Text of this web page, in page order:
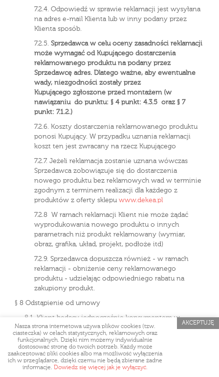
7.2.4. Odpowiedź w sprawie reklamacji jest wysyłana
na adres e-mail Klienta lub w inny podany przez
Klienta sposób.
7.2.5. Sprzedawca w celu oceny zasadności reklamacji
może wymagać od Kupującego dostarczenia
reklamowanego produktu na podany przez
Sprzedawcę adres. Dlatego ważne, aby ewentualne
wady, niezgodności zostały przez
Kupującego zgłoszone przed montażem (w
nawiązaniu do punktu: § 4 punkt: 4.3.5 oraz § 7
punkt: 7.1.2.)
7.2.6. Koszty dostarczenia reklamowanego produktu
ponosi Kupujący. W przypadku uznania reklamacji
koszt ten jest zwracany na rzecz Kupującego
7.2.7. Jeżeli reklamacja zostanie uznana wówczas
Sprzedawca zobowiązuje się do dostarczenia
nowego produktu bez reklamowych wad w terminie
zgodnym z terminem realizacji dla każdego z
produktów z oferty sklepu www.dekea.pl
7.2.8 W ramach reklamacji Klient nie może żądać
wyprodukowania nowego produktu o innych
parametrach niż produkt reklamowany (wymiar,
obraz, grafika, układ, projekt, podłoże itd)
7.2.9. Sprzedawca dopuszcza również - w ramach
reklamacji - obniżenie ceny reklamowanego
produktu - udzielając odpowiedniego rabatu na
zakupiony produkt.
§ 8 Odstąpienie od umowy
8.1. Klient będący jednocześnie konsumentem w
rozumieniu art. 22[1] kodeksu cywilnego z dnia 23
kwietnia 1964 r. (Dz.U. Nr 16, poz. 93 ze zm.), który
zawarł umowę na odległość, może od niej odstąpić bez
podania przyczyn, składając stosowne oświadczenie w
terminie 14 (czternastu) dni. Do zachowania tego
Nasza strona internetowa używa plików cookies (tzw.
ciasteczka) w celach statystycznych, reklamowych oraz
funkcjonalnych. Dzięki nim możemy indywidualnie
dostosować stronę do twoich potrzeb. Każdy może
zaakceptować pliki cookies albo ma możliwość wyłączenia
ich w przeglądarce, dzięki czemu nie będą zbierane żadne
informacje. Dowiedz się więcej jak je wyłączyć.
AKCEPTUJĘ